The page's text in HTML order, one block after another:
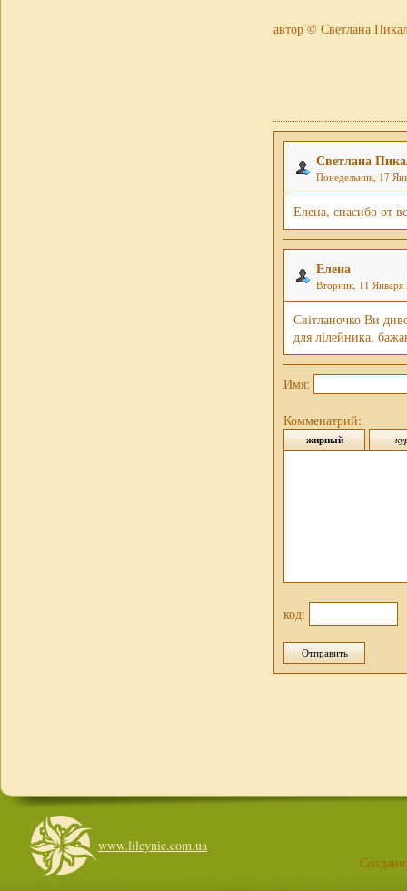
автор © Светлана
Светлана
Понедельник, 17
Елена, спасибо от
Елена
Вторник, 11
Світланочко Ви
для лілейника,
Имя:
Комменатрий:
код:
www.lileynic.com.ua